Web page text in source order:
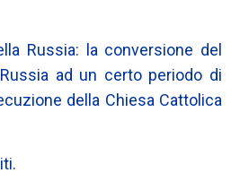
Russia: la conversione del
ad un certo periodo di
della Chiesa Cattolica